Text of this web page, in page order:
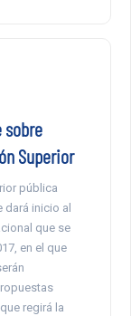
sobre
Superior
pública
dará inicio al
que se
en el que
regirá la